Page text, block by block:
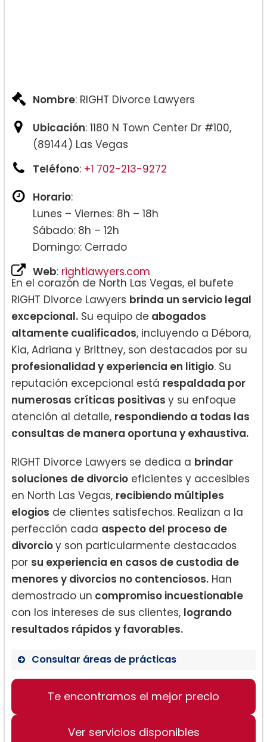
Nombre: RIGHT Divorce Lawyers
Ubicación: 1180 N Town Center Dr #100,
(89144) Las Vegas
Teléfono: +1 702-213-9272
Horario:
Lunes – Viernes: 8h – 18h
Sábado: 8h – 12h
Domingo: Cerrado
Web: rightlawyers.com
En el corazón de North Las Vegas, el bufete
RIGHT Divorce Lawyers brinda un servicio legal
excepcional. Su equipo de abogados
altamente cualificados, incluyendo a Débora,
Kia, Adriana y Brittney, son destacados por su
profesionalidad y experiencia en litigio. Su
reputación excepcional está respaldada por
numerosas críticas positivas y su enfoque
atención al detalle, respondiendo a todas las
consultas de manera oportuna y exhaustiva.
RIGHT Divorce Lawyers se dedica a brindar
soluciones de divorcio eficientes y accesibles
en North Las Vegas, recibiendo múltiples
elogios de clientes satisfechos. Realizan a la
perfección cada aspecto del proceso de
divorcioy son particularmente destacados
por su experiencia en casos de custodia de
menores y divorcios no contenciosos. Han
demostrado un compromiso incuestionable
con los intereses de sus clientes, logrando
resultados rápidos y favorables.
Consultar áreas de prácticas
Derecho de Divorcio
Divorcios No Contenciosos
Te encontramos el mejor precio
Ver servicios disponibles